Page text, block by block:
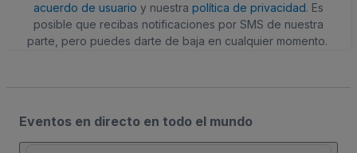
acuerdo de usuario y nuestra política de privacidad. Es
posible que recibas notificaciones por SMS de nuestra
parte, pero puedes darte de baja en cualquier momento.
Eventos en directo en todo el mundo